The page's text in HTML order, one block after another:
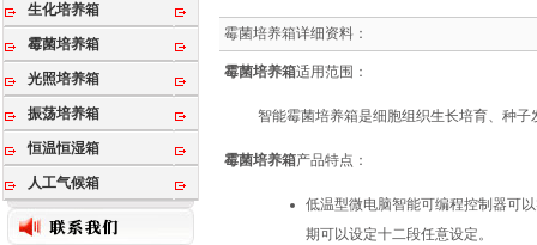
生化培养箱
霉菌培养箱
光照培养箱
振荡培养箱
恒温恒湿箱
人工气候箱
霉菌培养箱详细资料：
霉菌培养箱适用范围：
智能霉菌培养箱是细胞组织生长培育、种
霉菌培养箱产品特点：
低温型微电脑智能可编程控制器可
期可以设定十二段任意设定。